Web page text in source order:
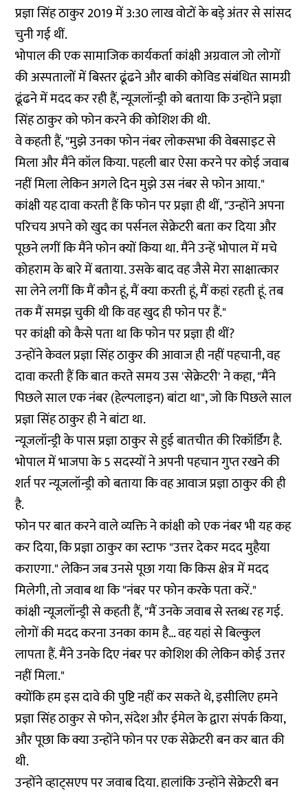
प्रज्ञा सिंह ठाकुर 2019 में 3:30 लाख वोटों के बड़े अंतर से सांसद
चुनी गई थीं.
भोपाल की एक सामाजिक कार्यकर्ता कांक्षी अग्रवाल जो लोगों
की अस्पतालों में बिस्तर ढूंढने और बाकी कोविड संबंधित सामग्री
ढूंढने में मदद कर रही हैं, न्यूजलॉन्ड्री को बताया कि उन्होंने प्रज्ञा
सिंह ठाकुर को फोन करने की कोशिश की थी.
वे कहती हैं, "मुझे उनका फोन नंबर लोकसभा की वेबसाइट से
मिला और मैंने कॉल किया. पहली बार ऐसा करने पर कोई जवाब
नहीं मिला लेकिन अगले दिन मुझे उस नंबर से फोन आया."
कांक्षी यह दावा करती हैं कि फोन पर प्रज्ञा ही थीं, "उन्होंने अपना
परिचय अपने को खुद का पर्सनल सेक्रेटरी बता कर दिया और
पूछने लगीं कि मैंने फोन क्यों किया था. मैंने उन्हें भोपाल में मचे
कोहराम के बारे में बताया. उसके बाद वह जैसे मेरा साक्षात्कार
सा लेने लगीं कि मैं कौन हूं, मैं क्या करती हूं, मैं कहां रहती हूं. तब
तक मैं समझ चुकी थी कि वह खुद ही फोन पर हैं."
पर कांक्षी को कैसे पता था कि फोन पर प्रज्ञा ही थीं?
उन्होंने केवल प्रज्ञा सिंह ठाकुर की आवाज ही नहीं पहचानी, वह
दावा करती हैं कि बात करते समय उस 'सेक्रेटरी' ने कहा, "मैंने
पिछले साल एक नंबर (हेल्पलाइन) बांटा था", जो कि पिछले साल
प्रज्ञा सिंह ठाकुर ही ने बांटा था.
न्यूजलॉन्ड्री के पास प्रज्ञा ठाकुर से हुई बातचीत की रिकॉर्डिंग है.
भोपाल में भाजपा के 5 सदस्यों ने अपनी पहचान गुप्त रखने की
शर्त पर न्यूजलॉन्ड्री को बताया कि वह आवाज प्रज्ञा ठाकुर की ही
है.
फोन पर बात करने वाले व्यक्ति ने कांक्षी को एक नंबर भी यह कह
कर दिया, कि प्रज्ञा ठाकुर का स्टाफ "उत्तर देकर मदद मुहैया
कराएगा." लेकिन जब उनसे पूछा गया कि किस क्षेत्र में मदद
मिलेगी, तो जवाब था कि "नंबर पर फोन करके पता करें."
कांक्षी न्यूजलॉन्ड्री से कहती हैं, "मैं उनके जवाब से स्तब्ध रह गई.
लोगों की मदद करना उनका काम है… वह यहां से बिल्कुल
लापता हैं. मैंने उनके दिए नंबर पर कोशिश की लेकिन कोई उत्तर
नहीं मिला."
क्योंकि हम इस दावे की पुष्टि नहीं कर सकते थे, इसीलिए हमने
प्रज्ञा सिंह ठाकुर से फोन, संदेश और ईमेल के द्वारा संपर्क किया,
और पूछा कि क्या उन्होंने फोन पर एक सेक्रेटरी बन कर बात की
थी.
उन्होंने व्हाट्सएप पर जवाब दिया. हालांकि उन्होंने सेक्रेटरी बन